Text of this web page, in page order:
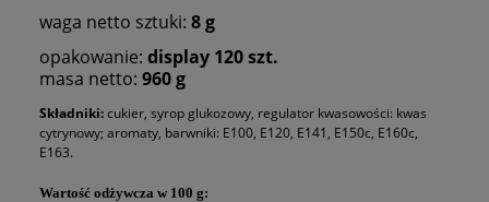
waga netto sztuki: 8 g
opakowanie: display 120 szt.
masa netto: 960 g
Składniki:cukier, syrop glukozowy, regulator kwasowości: kwas
cytrynowy; aromaty, barwniki: E100, E120, E141, E150c, E160c,
E163.
Wartość odżywcza w 100 g: